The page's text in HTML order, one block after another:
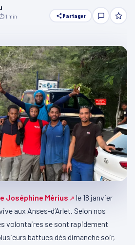
1 min Partager
Joséphine Mérius
le 18 janvier
aux Anses-d’Arlet. Selon nos
volontaires se sont rapidement
battues dès dimanche soir,